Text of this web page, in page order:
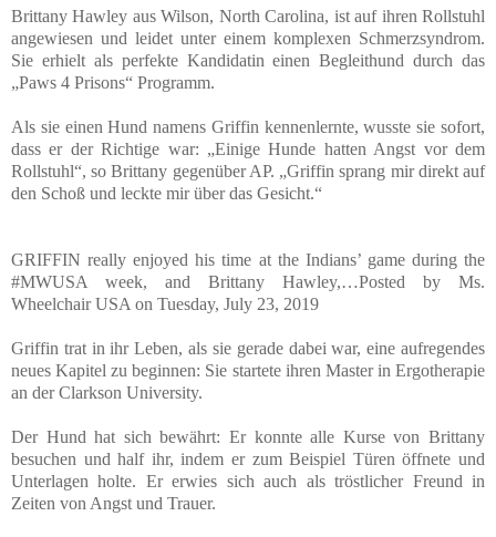
Brittany Hawley aus Wilson, North Carolina, ist auf ihren Rollstuhl
angewiesen und leidet unter einem komplexen Schmerzsyndrom.
Sie erhielt als perfekte Kandidatin einen Begleithund durch das
„Paws 4 Prisons“ Programm.
Als sie einen Hund namens Griffin kennenlernte, wusste sie sofort,
dass er der Richtige war: „Einige Hunde hatten Angst vor dem
Rollstuhl“, so Brittany gegenüber AP. „Griffin sprang mir direkt auf
den Schoß und leckte mir über das Gesicht.“
GRIFFIN really enjoyed his time at the Indians’ game during the
#MWUSA week, and Brittany Hawley,…Posted by Ms.
Wheelchair USA on Tuesday, July 23, 2019
Griffin trat in ihr Leben, als sie gerade dabei war, eine aufregendes
neues Kapitel zu beginnen: Sie startete ihren Master in Ergotherapie
an der Clarkson University.
Der Hund hat sich bewährt: Er konnte alle Kurse von Brittany
besuchen und half ihr, indem er zum Beispiel Türen öffnete und
Unterlagen holte. Er erwies sich auch als tröstlicher Freund in
Zeiten von Angst und Trauer.